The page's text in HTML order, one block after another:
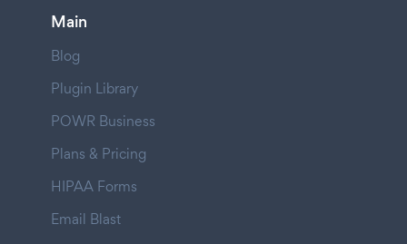
Main
Blog
Plugin Library
POWR Business
Plans & Pricing
HIPAA Forms
Email Blast